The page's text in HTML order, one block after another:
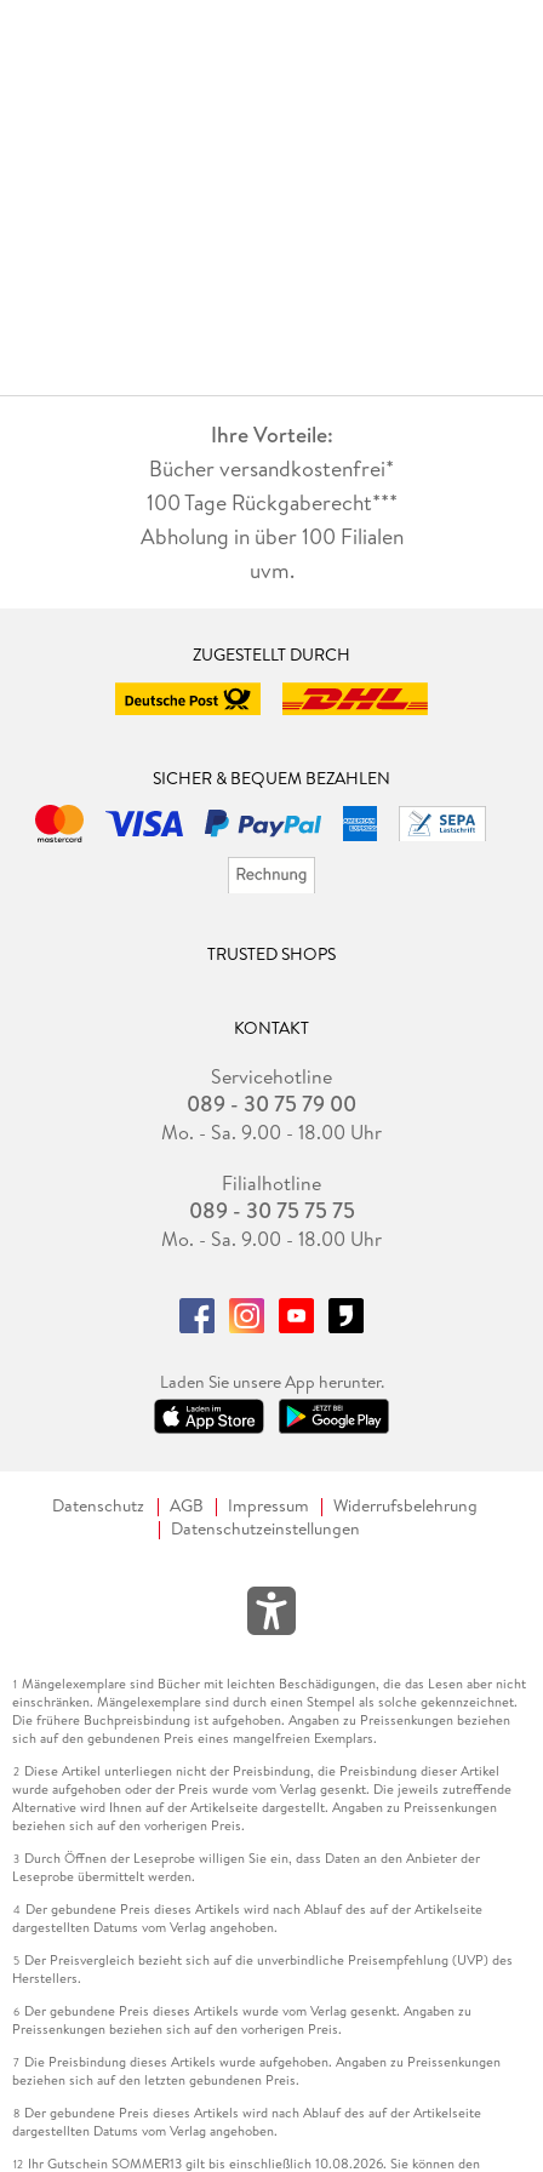
Ihre Vorteile:
Bücher versandkostenfrei*
100 Tage Rückgaberecht***
Abholung in über 100 Filialen
uvm.
ZUGESTELLT DURCH
SICHER & BEQUEM BEZAHLEN
TRUSTED SHOPS
KONTAKT
Servicehotline
089 - 30 75 79 00
Mo. - Sa. 9.00 - 18.00 Uhr
Filialhotline
089 - 30 75 75 75
Mo. - Sa. 9.00 - 18.00 Uhr
Laden Sie unsere App herunter.
Datenschutz AGB Impressum
Widerrufsbelehrung
Datenschutzeinstellungen
1 Mängelexemplare sind Bücher mit leichten Beschädigungen, die das Lesen aber nicht
einschränken. Mängelexemplare sind durch einen Stempel als solche gekennzeichnet.
Die frühere Buchpreisbindung ist aufgehoben. Angaben zu Preissenkungen beziehen
sich auf den gebundenen Preis eines mangelfreien Exemplars.
2 Diese Artikel unterliegen nicht der Preisbindung, die Preisbindung dieser Artikel
wurde aufgehoben oder der Preis wurde vom Verlag gesenkt. Die jeweils zutreffende
Alternative wird Ihnen auf der Artikelseite dargestellt. Angaben zu Preissenkungen
beziehen sich auf den vorherigen Preis.
3 Durch Öffnen der Leseprobe willigen Sie ein, dass Daten an den Anbieter der
Leseprobe übermittelt werden.
4 Der gebundene Preis dieses Artikels wird nach Ablauf des auf der Artikelseite
dargestellten Datums vom Verlag angehoben.
5 Der Preisvergleich bezieht sich auf die unverbindliche Preisempfehlung (UVP) des
Herstellers.
6 Der gebundene Preis dieses Artikels wurde vom Verlag gesenkt. Angaben zu
Preissenkungen beziehen sich auf den vorherigen Preis.
7 Die Preisbindung dieses Artikels wurde aufgehoben. Angaben zu Preissenkungen
beziehen sich auf den letzten gebundenen Preis.
8 Der gebundene Preis dieses Artikels wird nach Ablauf des auf der Artikelseite
dargestellten Datums vom Verlag angehoben.
12 Ihr Gutschein SOMMER13 gilt bis einschließlich 10.08.2026. Sie können den